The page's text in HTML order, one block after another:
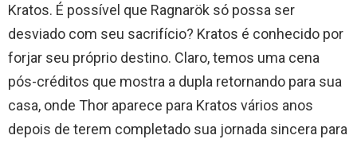
Kratos. É possível que Ragnarök só possa ser
desviado com seu sacrifício? Kratos é conhecido por
forjar seu próprio destino. Claro, temos uma cena
pós-créditos que mostra a dupla retornando para sua
casa, onde Thor aparece para Kratos vários anos
depois de terem completado sua jornada sincera para